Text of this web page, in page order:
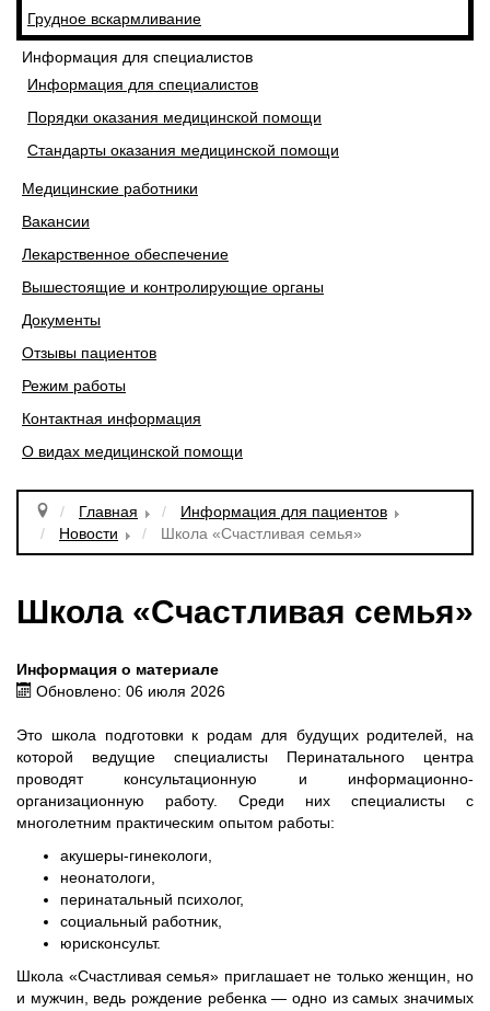
Грудное вскармливание
Информация для специалистов
Информация для специалистов
Порядки оказания медицинской помощи
Стандарты оказания медицинской помощи
Медицинские работники
Вакансии
Лекарственное обеспечение
Вышестоящие и контролирующие органы
Документы
Отзывы пациентов
Режим работы
Контактная информация
О видах медицинской помощи
Главная
Информация для пациентов
Новости
Школа «Счастливая семья»
Школа «Счастливая семья»
Информация о материале
Обновлено: 06 июля 2026
Это школа подготовки к родам для будущих родителей, на
которой ведущие специалисты Перинатального центра
проводят консультационную и информационно-
организационную работу. Среди них специалисты с
многолетним практическим опытом работы:
акушеры-гинекологи,
неонатологи,
перинатальный психолог,
социальный работник,
юрисконсульт.
Школа «Счастливая семья» приглашает не только женщин, но
и мужчин, ведь рождение ребенка — одно из самых значимых